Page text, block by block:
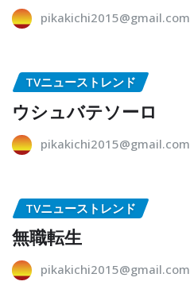
pikakichi2015@gmail.com
TVニューストレンド
ウシュバテソーロ
pikakichi2015@gmail.com
TVニューストレンド
無職転生
pikakichi2015@gmail.com